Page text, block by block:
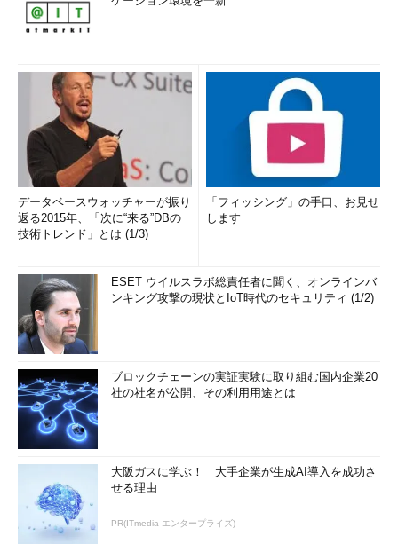
データベースウォッチャーが振り
返る2015年、「次に“来る”DBの
技術トレンド」とは (1/3)
「フィッシング」の手口、お見せ
します
ESET ウイルスラボ総責任者に聞く、オンラインバ
ンキング攻撃の現状とIoT時代のセキュリティ (1/2)
ブロックチェーンの実証実験に取り組む国内企業20
社の社名が公開、その利用用途とは
大阪ガスに学ぶ！ 大手企業が生成AI導入を成功さ
せる理由
PR(ITmedia エンタープライズ)